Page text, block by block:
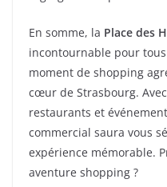
En somme, la Place des
incontournable pour
moment de shopping
cœur de Strasbourg.
restaurants et
commercial saura vous
expérience mémorable.
aventure shopping ?